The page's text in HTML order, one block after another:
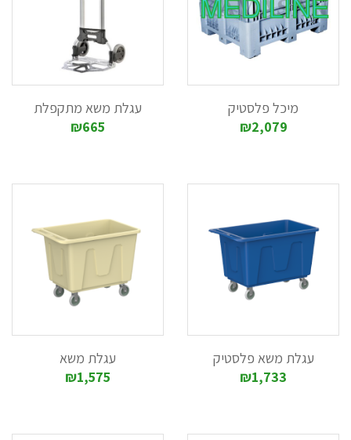
מיכל פלסטיק
₪2,079
עגלת משא מתקפלת
₪665
עגלת משא פלסטיק
₪1,733
עגלת משא
₪1,575